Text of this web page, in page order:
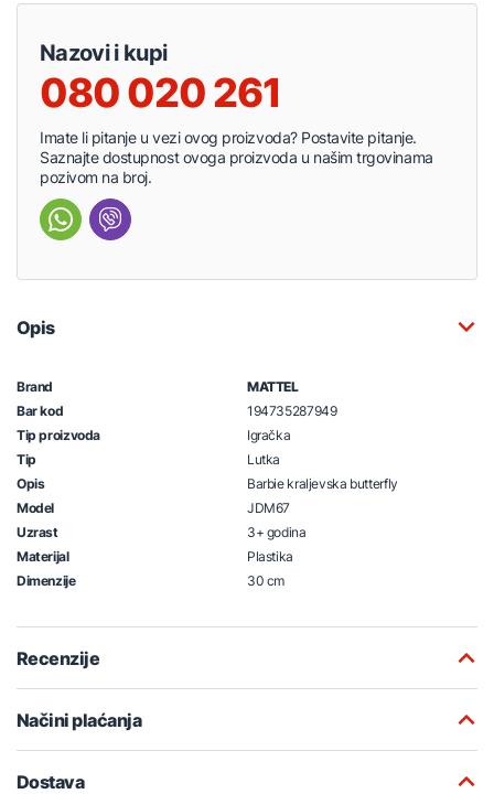
Nazovi i kupi
080 020 261
Imate li pitanje u vezi ovog proizvoda? Postavite pitanje.
Saznajte dostupnost ovoga proizvoda u našim trgovinama
pozivom na broj.
Opis
Brand
MATTEL
Bar kod
194735287949
Tip proizvoda
Igračka
Tip
Lutka
Opis
Barbie kraljevska butterfly
Model
JDM67
Uzrast
3+ godina
Materijal
Plastika
Dimenzije
30 cm
Recenzije
Načini plaćanja
Dostava